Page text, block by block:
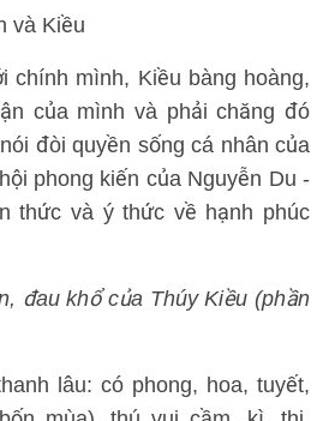
và Kiều
chính mình, Kiều bàng hoàng,
của mình và phải chăng đó
đòi quyền sống cá nhân của
phong kiến của Nguyễn Du -
thức và ý thức về hạnh phúc
đau khổ của Thúy Kiều (phần
lâu: có phong, hoa, tuyết,